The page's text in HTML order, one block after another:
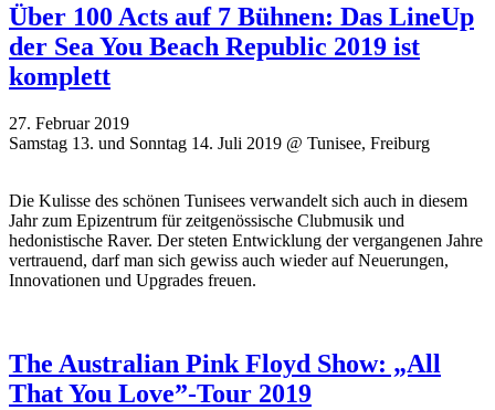
Über 100 Acts auf 7 Bühnen: Das LineUp
der Sea You Beach Republic 2019 ist
komplett
27. Februar 2019
Samstag 13. und Sonntag 14. Juli 2019 @ Tunisee, Freiburg
Die Kulisse des schönen Tunisees verwandelt sich auch in diesem
Jahr zum Epizentrum für zeitgenössische Clubmusik und
hedonistische Raver. Der steten Entwicklung der vergangenen Jahre
vertrauend, darf man sich gewiss auch wieder auf Neuerungen,
Innovationen und Upgrades freuen.
The Australian Pink Floyd Show: „All
That You Love”-Tour 2019